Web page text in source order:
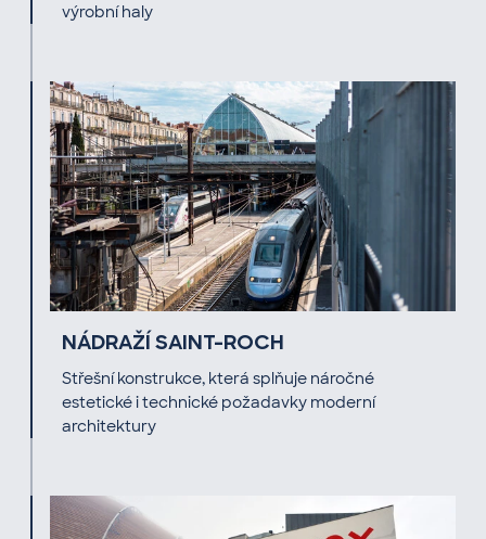
výrobní haly
NÁDRAŽÍ SAINT-ROCH
Střešní konstrukce, která splňuje náročné
estetické i technické požadavky moderní
architektury